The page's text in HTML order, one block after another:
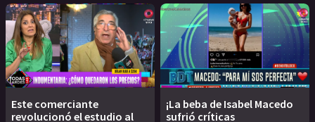
Este comerciante
revolucionó el estudio al
¡La beba de Isabel Macedo
sufrió críticas